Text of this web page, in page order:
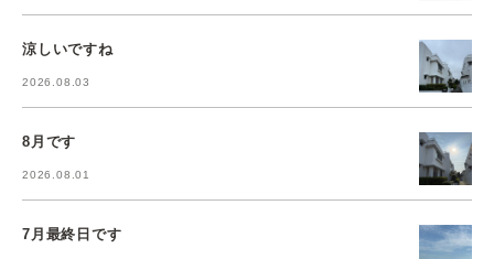
涼しいですね
2026.08.03
8月です
2026.08.01
7月最終日です